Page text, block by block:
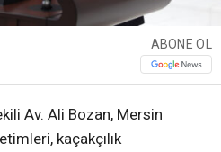
ABONE OL
Av. Ali Bozan, Mersin
kaçakçılık